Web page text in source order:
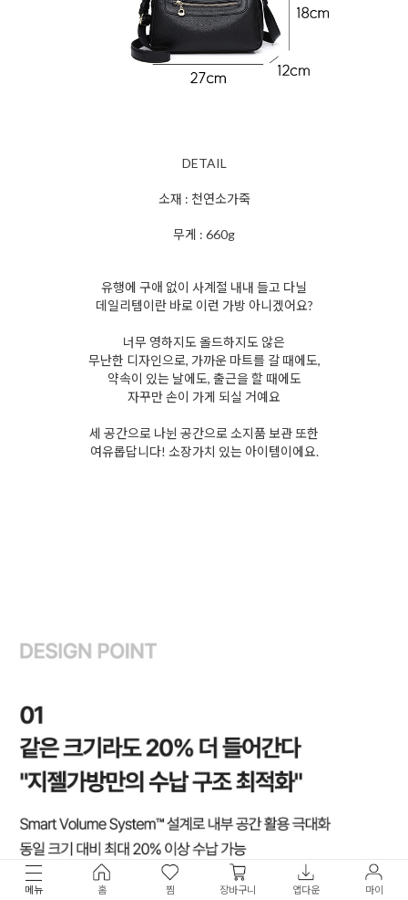
DETAIL
소재 : 천연소가죽
무게 : 660g
유행에 구애 없이 사계절 내내 들고 다닐
데일리템이란 바로 이런 가방 아니겠어요?
너무 영하지도 올드하지도 않은
무난한 디자인으로, 가까운 마트를 갈 때에도,
약속이 있는 날에도, 출근을 할 때에도
자꾸만손이 가게 되실 거예요
세 공간으로 나뉜 공간으로 소지품 보관 또한
여유롭답니다! 소장가치 있는 아이템이에요.
메뉴 홈 찜 장바구니 앱다운 마이